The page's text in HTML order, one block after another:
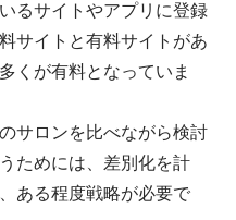
るサイトやアプリに登録
サイトと有料サイトがあ
くが有料となっていま
サロンを比べながら検討
ためには、差別化を計
ある程度戦略が必要で